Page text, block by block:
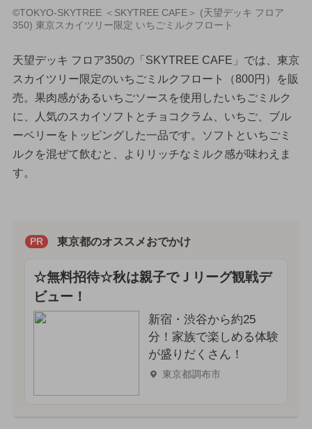
©TOKYO-SKYTREE ＜SKYTREE CAFE＞ (天望デッキ フロア
350) 東京スカイツリー限定 いちごミルクフロート
天望デッキ フロア350の「SKYTREE CAFE」では、東京
スカイツリー限定のいちごミルクフロート（800円）を販
売。果肉感があるいちごソースを使用したいちごミルク
に、人気のスカイソフトとチョコクラム、いちご、ブル
ーベリーをトッピングした一品です。ソフトといちごミ
ルクを混ぜて飲むと、よりリッチなミルク感が味わえま
す。
PR 東京都のオススメおでかけ
☆無料招待☆秋は親子でＪリーグ観戦デ
ビュー！
新宿・渋谷から約25
分！家族で楽しめる体験
が盛りだくさん！
東京都調布市